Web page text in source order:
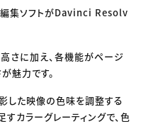
編集ソフトがDavinci Resolv
さに加え、各機能がページ
魅力です。
した映像の色味を調整する
カラーグレーティングで、色